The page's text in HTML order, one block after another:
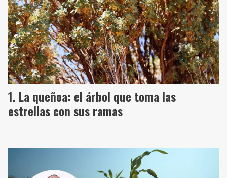
La queñoa: el árbol que toma las
estrellas con sus ramas